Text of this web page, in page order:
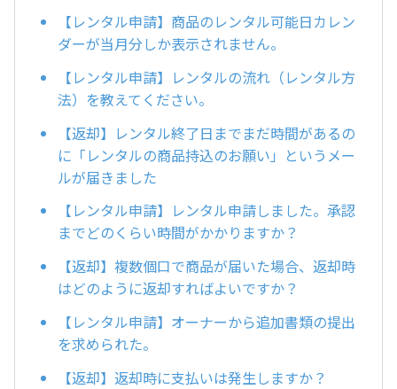
【レンタル申請】商品のレンタル可能日カレン
ダーが当月分しか表示されません。
【レンタル申請】レンタルの流れ（レンタル方
法）を教えてください。
【返却】レンタル終了日までまだ時間があるの
に「レンタルの商品持込のお願い」というメー
ルが届きました
【レンタル申請】レンタル申請しました。承認
までどのくらい時間がかかりますか？
【返却】複数個口で商品が届いた場合、返却時
はどのように返却すればよいですか？
【レンタル申請】オーナーから追加書類の提出
を求められた。
【返却】返却時に支払いは発生しますか？